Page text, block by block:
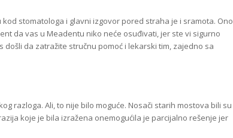
stomatologa i glavni izgovor pored straha je i sramota. Ono
da vas u Meadentu niko neće osuđivati, jer ste vi sigurno
da zatražite stručnu pomoć i lekarski tim, zajedno sa
razloga. Ali, to nije bilo moguće. Nosači starih mostova bili su
koje je bila izražena onemogućila je parcijalno rešenje jer